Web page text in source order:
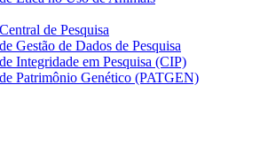
de Pesquisa
Gestão de Dados de Pesquisa
Integridade em Pesquisa (CIP)
Patrimônio Genético (PATGEN)